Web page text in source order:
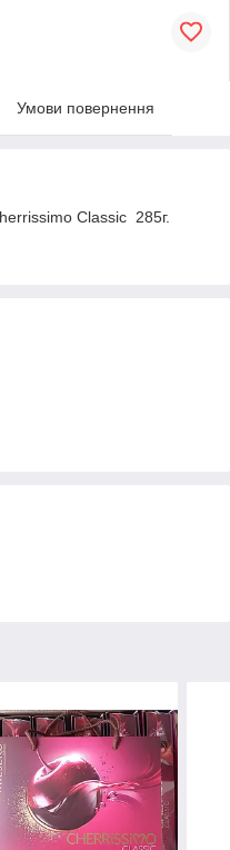
Умови повернення
Classic 285г.